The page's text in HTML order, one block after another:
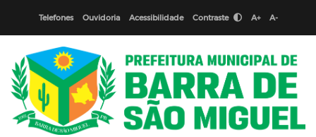
Telefones Ouvidoria Acessibilidade Contraste A+ A-